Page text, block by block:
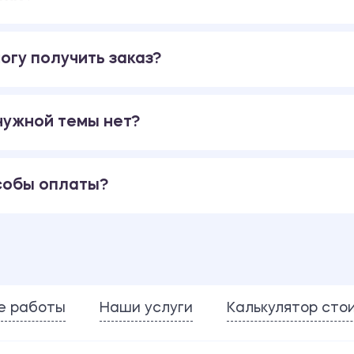
получить заказ?
темы нет?
оплаты?
работы Наши услуги Калькулятор